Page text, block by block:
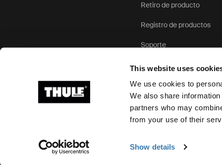
This website uses
We use cookies to
We also share
partners who may
from your use of their
Show details
Retiro de producto
Registro de productos
Soporte
Ⓒ 2026 Thule Group Todos los derechos reservados